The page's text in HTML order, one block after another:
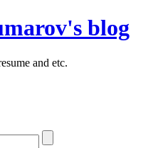
blog
and etc.